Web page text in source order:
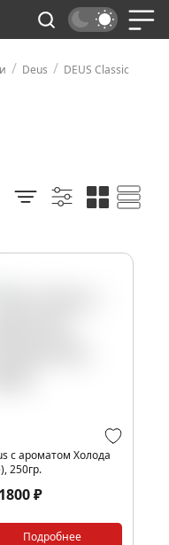
/ Deus / DEUS Classic
с ароматом Холода
250гр.
1800 ₽
Подробнее